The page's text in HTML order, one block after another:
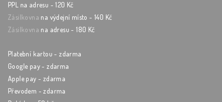
PPL na adresu - 120 Kč
Zásilkovna na výdejní místo - 140 Kč
Zásilkovna na adresu - 180 Kč
Platební kartou - zdarma
Google pay - zdarma
Apple pay - zdarma
Převodem - zdarma